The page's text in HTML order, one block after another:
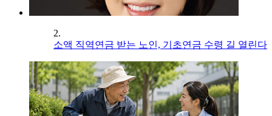
2.
소액 직역연금 받는 노인, 기초연금 수령 길 열린다